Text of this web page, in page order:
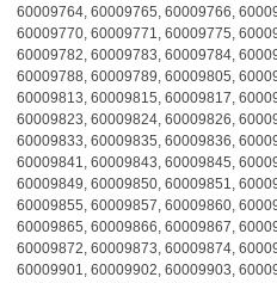
60009764, 60009765, 60009766,
60009770, 60009771, 60009775,
60009782, 60009783, 60009784,
60009788, 60009789, 60009805,
60009813, 60009815, 60009817,
60009823, 60009824, 60009826,
60009833, 60009835, 60009836,
60009841, 60009843, 60009845,
60009849, 60009850, 60009851,
60009855, 60009857, 60009860,
60009865, 60009866, 60009867,
60009872, 60009873, 60009874,
60009901, 60009902, 60009903,